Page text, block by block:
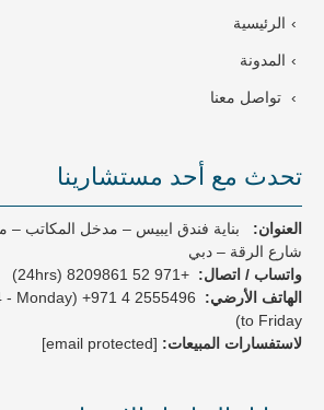
7
1
الرئيسية
المدونة
تواصل معنا
تحدث مع أحد مستشارينا
العنوان:
شارع الرقة – دبي
واتساب / اتصال: +971 52 8209861 (24hrs)
الهاتف الأرضي:
2555496 4 971+
- Monday
to Friday)
لاستفسارات المبيعات: [email protected]